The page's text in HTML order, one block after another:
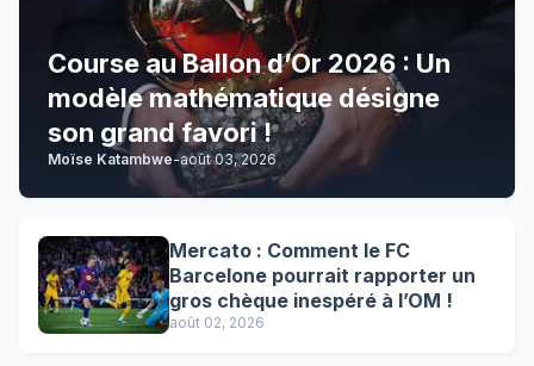
Course au Ballon d’Or 2026 : Un
modèle mathématique désigne
son grand favori !
Moïse Katambwe-août 03, 2026
Mercato : Comment le FC
Barcelone pourrait rapporter un
gros chèque inespéré à l’OM !
août 02, 2026